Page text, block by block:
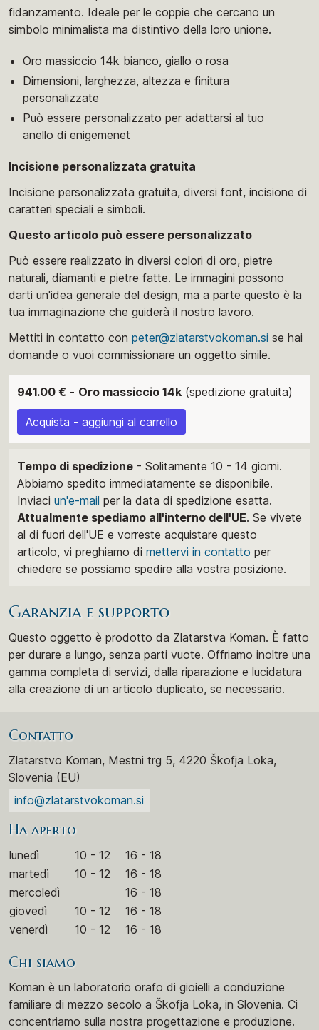
fidanzamento. Ideale per le coppie che cercano un
simbolo minimalista ma distintivo della loro unione.
Oro massiccio 14k bianco, giallo o rosa
Dimensioni, larghezza, altezza e finitura
personalizzate
Può essere personalizzato per adattarsi al tuo
anello di enigemenet
Incisione personalizzata gratuita
Incisione personalizzata gratuita, diversi font, incisione di
caratteri speciali e simboli.
Questo articolo può essere personalizzato
Può essere realizzato in diversi colori di oro, pietre
naturali, diamanti e pietre fatte. Le immagini possono
darti un'idea generale del design, ma a parte questo è la
tua immaginazione che guiderà il nostro lavoro.
Mettiti in contatto con peter@zlatarstvokoman.si se hai
domande o vuoi commissionare un oggetto simile.
941.00 € - Oro massiccio 14k (spedizione gratuita)
Acquista - aggiungi al carrello
Tempo di spedizione - Solitamente 10 - 14 giorni.
Abbiamo spedito immediatamente se disponibile.
Inviaci un'e-mail per la data di spedizione esatta.
Attualmente spediamo all'interno dell'UE. Se vivete
al di fuori dell'UE e vorreste acquistare questo
articolo, vi preghiamo di mettervi in ​​contatto per
chiedere se possiamo spedire alla vostra posizione.
Garanzia e supporto
Questo oggetto è prodotto da Zlatarstva Koman. È fatto
per durare a lungo, senza parti vuote. Offriamo inoltre una
gamma completa di servizi, dalla riparazione e lucidatura
alla creazione di un articolo duplicato, se necessario.
Contatto
Zlatarstvo Koman, Mestni trg 5, 4220 Škofja Loka,
Slovenia (EU)
info@zlatarstvokoman.si
Ha aperto
lunedì 10 - 12
16 - 18
martedì
10 - 12
16 - 18
mercoledì
16 - 18
giovedì
10 - 12
16 - 18
venerdì
10 - 12 16 - 18
Chi siamo
Koman è un laboratorio orafo di gioielli a conduzione
familiare di mezzo secolo a Škofja Loka, in Slovenia. Ci
concentriamo sulla nostra progettazione e produzione.